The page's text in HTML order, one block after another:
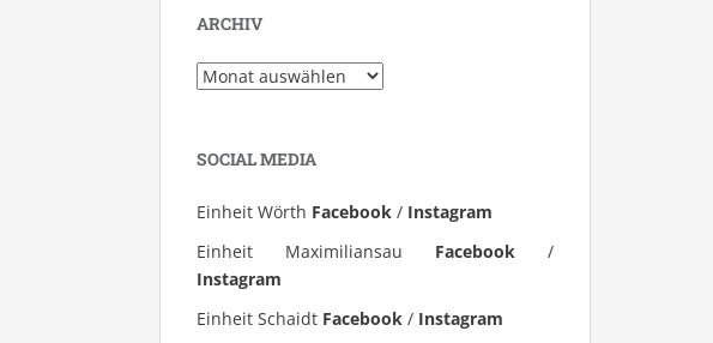
ARCHIV
Archiv
SOCIAL MEDIA
Einheit Wörth Facebook / Instagram
Einheit Maximiliansau Facebook /
Instagram
Einheit Schaidt Facebook / Instagram